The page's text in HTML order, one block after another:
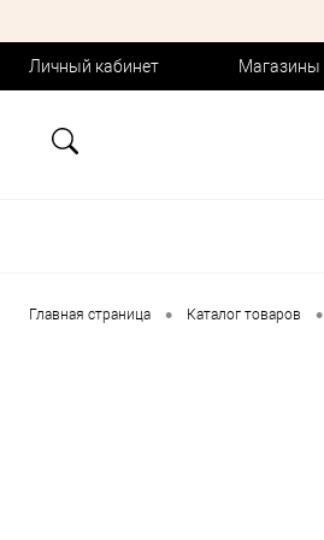
Личный кабинет Магазины
Главная страница • Каталог товаров •